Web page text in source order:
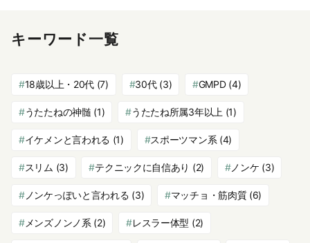
キーワード一覧
18歳以上・20代 (7) 30代(3) GMPD(4)
うたたねの神髄 (1) うたたね所属3年以上 (1)
イケメンと言われる (1) スポーツマン系 (4)
スリム (3) テクニックに自信あり (2) ノンケ (3)
ノンケっぽいと言われる (3) マッチョ・筋肉質(6)
メンズノンノ系 (2) レスラー体型 (2)